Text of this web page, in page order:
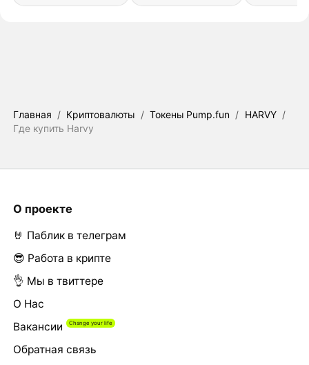
Главная / Криптовалюты / Токены Pump.fun / HARVY /
Где купить Harvy
О проекте
🤘 Паблик в телеграм
😎 Работа в крипте
👌 Мы в твиттере
О Нас
Вакансии
Обратная связь